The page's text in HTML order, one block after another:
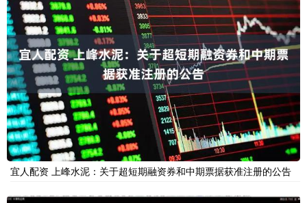
宜人配资 上峰水泥：关于超短期融资券和中期票据获准注册的公告